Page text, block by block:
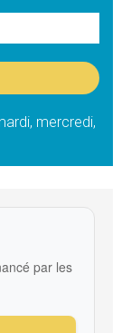
mercredi,
par les